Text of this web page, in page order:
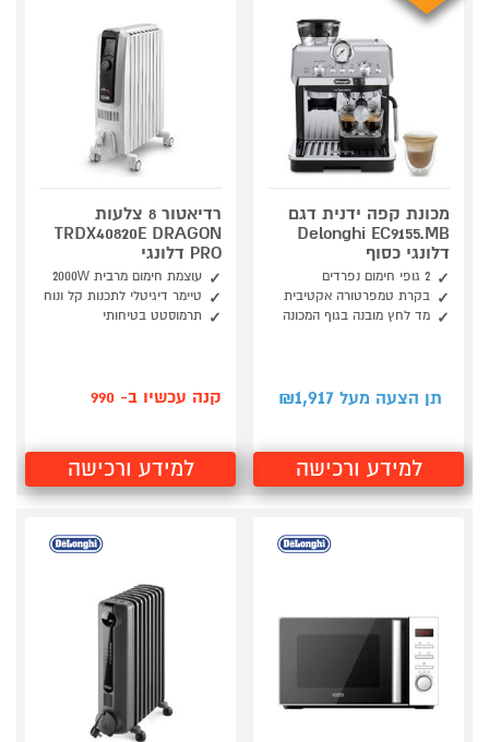
מכונת קפה ידנית דגם
Delonghi EC9155.MB
דלונגי כסוף
2 גופי חימום נפרדים
בקרת טמפרטורה אקטיבית
מד לחץ מובנה בגוף המכונה
תן הצעה מעל ₪ 1,917
למידע ורכישה
רדיאטור 8 צלעות
TRDX40820E DRAGON
PRO דלונגי
עוצמת חימום מרבית 2000W
טיימר דיגיטלי לתכנות קל ונוח
תרמוסטט בטיחותי
קנה עכשיו ב- 990
למידע ורכישה